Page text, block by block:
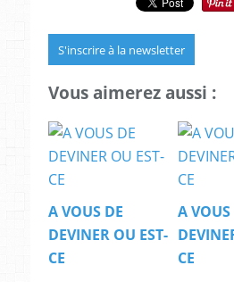
S'inscrire à la newsletter
Vous aimerez aussi :
A VOUS DE
DEVINER OU EST-
CE
A VOUS
CE